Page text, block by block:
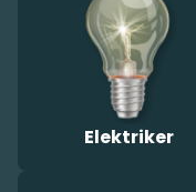
Elektriker